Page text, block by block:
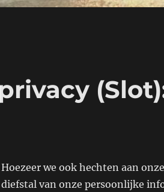
Hoezeer we ook hechten aan
diefstal van onze persoonlijke